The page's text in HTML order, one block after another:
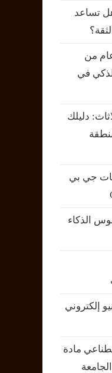
تساعد
من
في
دليلك
جي بي
الذكاء
إلكتروني
مادة